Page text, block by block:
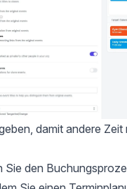
damit andere Zeit
Sie den